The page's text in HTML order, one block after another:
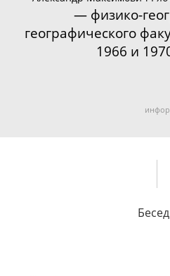
— физико-
географического
1966 и